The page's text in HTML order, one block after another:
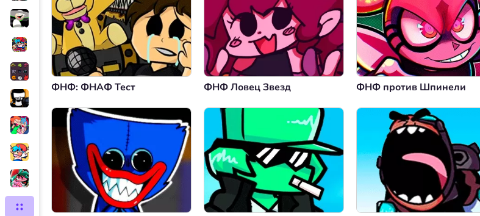
ФНФ: ФНАФ Тест ФНФ Ловец Звезд ФНФ против Шпинели